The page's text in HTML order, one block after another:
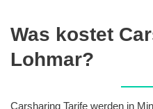
Was kostet
Lohmar?
Carsharing Tarife werden in